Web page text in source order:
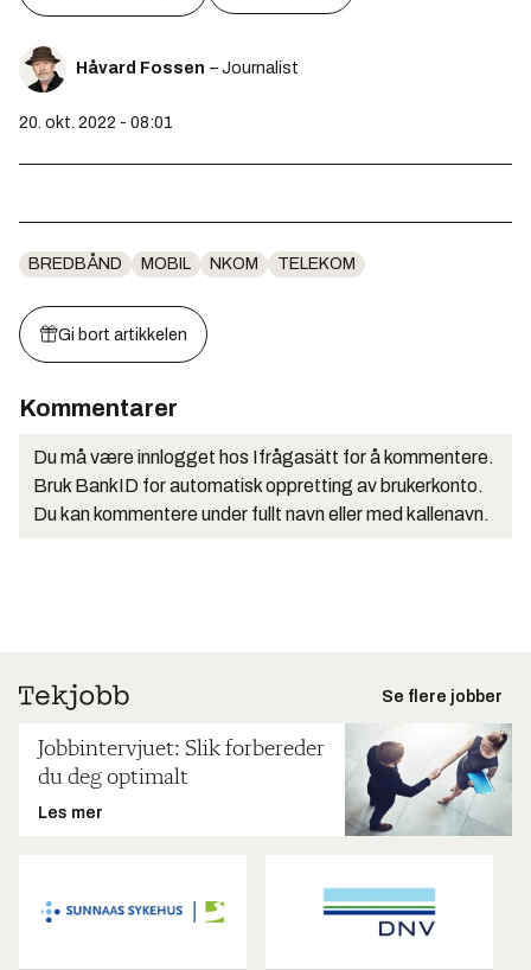
Håvard Fossen – Journalist
20. okt. 2022 - 08:01
BREDBÅND MOBIL NKOM TELEKOM
Gi bort artikkelen
Kommentarer
Du må være innlogget hos Ifrågasätt for å kommentere.
Bruk BankID for automatisk oppretting av brukerkonto.
Du kan kommentere under fullt navn eller med kallenavn.
Se flere jobber
Jobbintervjuet: Slik forbereder
du deg optimalt
Les mer